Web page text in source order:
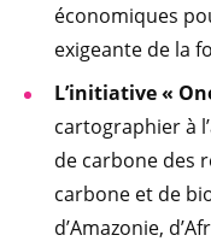
économiques
exigeante de la
L’initiative «
cartographier à
de carbone des
carbone et de
d’Amazonie,